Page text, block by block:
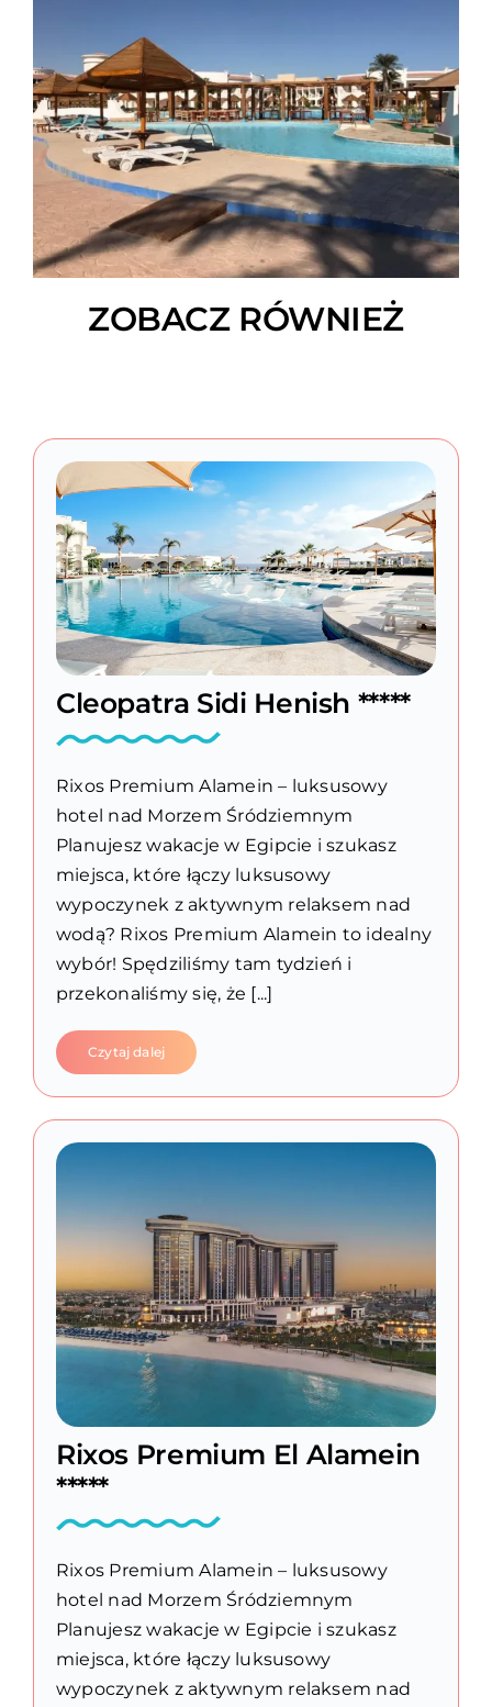
ZOBACZ RÓWNIEŻ
Cleopatra Sidi Henish *****
Rixos Premium Alamein – luksusowy
hotel nad Morzem Śródziemnym
Planujesz wakacje w Egipcie i szukasz
miejsca, które łączy luksusowy
wypoczynek z aktywnym relaksem nad
wodą? Rixos Premium Alamein to idealny
wybór! Spędziliśmy tam tydzień i
przekonaliśmy się, że [...]
Czytaj dalej
Rixos Premium El Alamein
*****
Rixos Premium Alamein – luksusowy
hotel nad Morzem Śródziemnym
Planujesz wakacje w Egipcie i szukasz
miejsca, które łączy luksusowy
wypoczynek z aktywnym relaksem nad